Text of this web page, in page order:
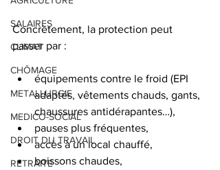
SALAIRES
CLIMAT
CHÔMAGE
METALLURGIE
MEDICO-SOCIAL
DROIT DU TRAVAIL
RETRAITE
Concrètement, la protection peut
passer par :
équipements contre le froid (EPI
adaptés, vêtements chauds, gants,
chaussures antidérapantes…),
pauses plus fréquentes,
accès à un local chauffé,
boissons chaudes,